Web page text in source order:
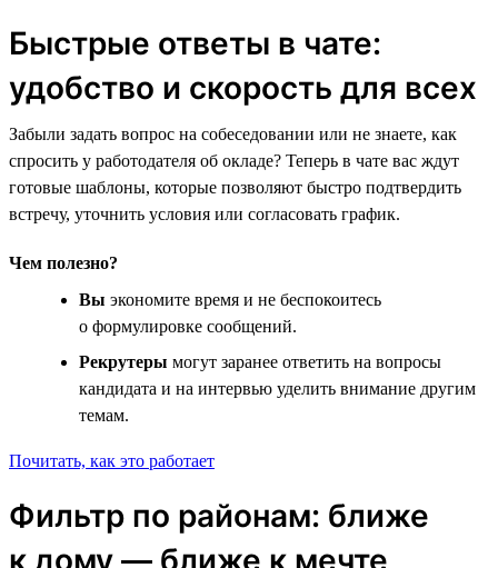
Быстрые ответы в чате:
удобство и скорость для всех
Забыли задать вопрос на собеседовании или не знаете, как
спросить у работодателя об окладе? Теперь в чате вас ждут
готовые шаблоны, которые позволяют быстро подтвердить
встречу, уточнить условия или согласовать график.
Чем полезно?
Вы экономите время и не беспокоитесь
о формулировке сообщений.
Рекрутеры могут заранее ответить на вопросы
кандидата и на интервью уделить внимание другим
темам.
Почитать, как это работает
Фильтр по районам: ближе
к дому — ближе к мечте